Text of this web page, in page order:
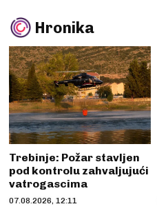
Hronika
Trebinje: Požar stavljen
pod kontrolu zahvaljujući
vatrogascima
07.08.2026, 12:11